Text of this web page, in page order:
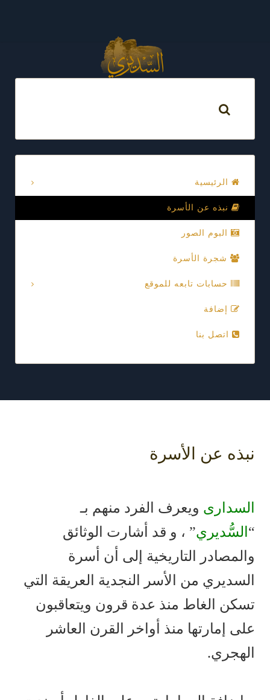
الرئيسية
نبذه عن الأسرة
البوم الصور
شجرة الأسرة
حسابات تابعه للموقع
إضافة
اتصل بنا
نبذه عن الأسرة
السدارى ويعرف الفرد منهم بـ
“ السُّديري” ، و قد أشارت الوثائق
والمصادر التاريخية إلى أن أسرة
السديري من الأسر النجدية العريقة التي
تسكن الغاط منذ عدة قرون ويتعاقبون
على إمارتها منذ أواخر القرن العاشر
الهجري.